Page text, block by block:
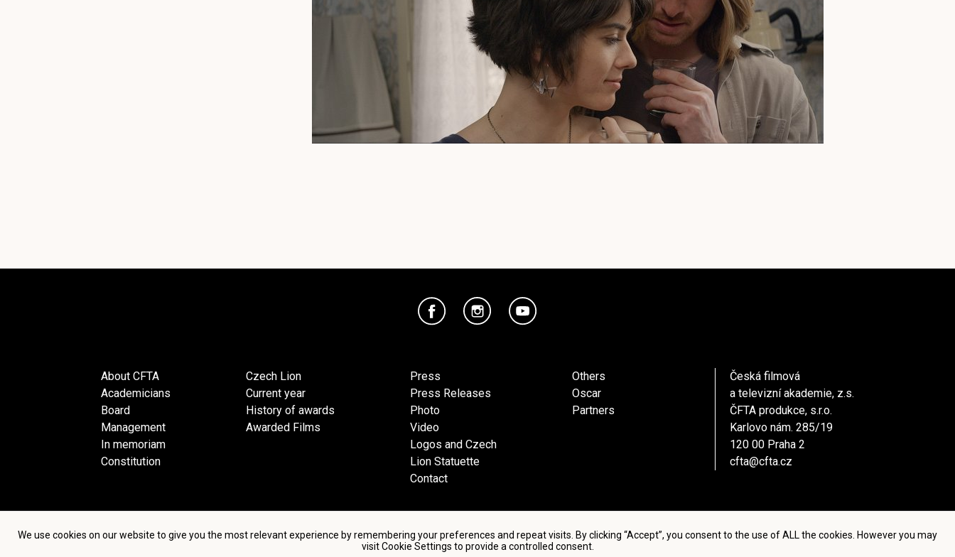
We use cookies on our website to give you the most relevant experience by remembering your preferences and repeat visits. By clicking “Accept”, you consent to the use of ALL the cookies. However you may
visit Cookie Settings to provide a controlled consent.
About CFTA
Academicians
Board
Management
In memoriam
Constitution
Czech Lion
Current year
History of awards
Awarded Films
Press
Press Releases
Photo
Video
Logos and Czech
Lion Statuette
Contact
Others
Oscar
Partners
Česká filmová
a televizní akademie, z.s.
ČFTA produkce, s.r.o.
Karlovo nám. 285/19
120 00 Praha 2
cfta@cfta.cz